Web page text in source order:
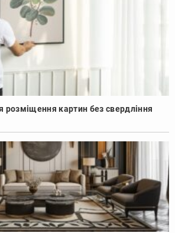
розміщення картин без свердління